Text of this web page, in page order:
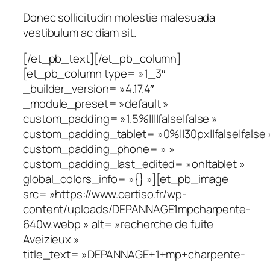
Donec sollicitudin molestie malesuada
vestibulum ac diam sit.
[/et_pb_text][/et_pb_column]
[et_pb_column type= »1_3″
_builder_version= »4.17.4″
_module_preset= »default »
custom_padding= »1.5%||||false|false »
custom_padding_tablet= »0%||30px||false|false
custom_padding_phone= » »
custom_padding_last_edited= »on|tablet »
global_colors_info= »{} »][et_pb_image
src= »https://www.certiso.fr/wp-
content/uploads/DEPANNAGE1mpcharpente-
640w.webp » alt= »recherche de fuite
Aveizieux »
title_text= »DEPANNAGE+1+mp+charpente-